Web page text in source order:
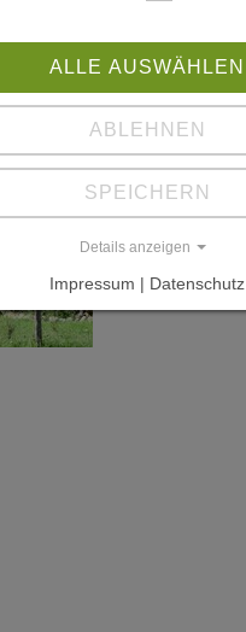
ALLE AUSWÄHLEN
ABLEHNEN
SPEICHERN
Details anzeigen
Impressum | Datenschutz